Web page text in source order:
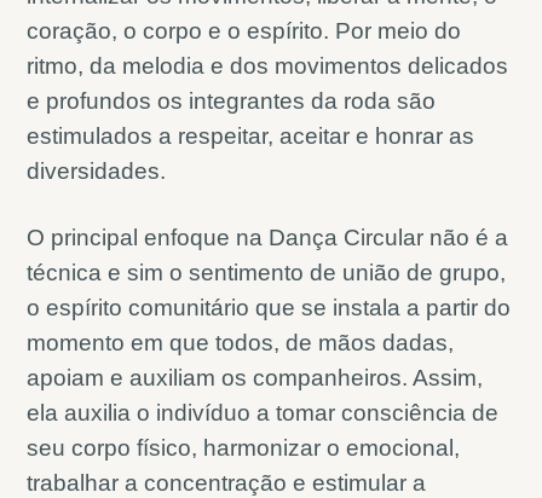
coração, o corpo e o espírito. Por meio do
ritmo, da melodia e dos movimentos delicados
e profundos os integrantes da roda são
estimulados a respeitar, aceitar e honrar as
diversidades.
O principal enfoque na Dança Circular não é a
técnica e sim o sentimento de união de grupo,
o espírito comunitário que se instala a partir do
momento em que todos, de mãos dadas,
apoiam e auxiliam os companheiros. Assim,
ela auxilia o indivíduo a tomar consciência de
seu corpo físico, harmonizar o emocional,
trabalhar a concentração e estimular a